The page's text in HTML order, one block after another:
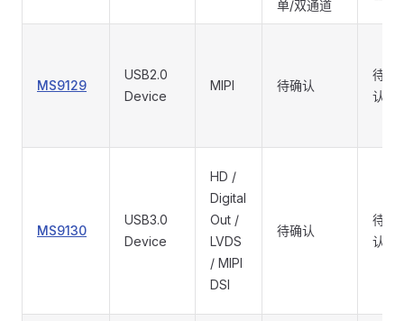
单/双通道
MS9129
USB2.0
Device
MIPI 待确认
待确
认
MS9130
USB3.0
Device
HD /
Digital
Out /
LVDS
/ MIPI
DSI
待确认
待确
认